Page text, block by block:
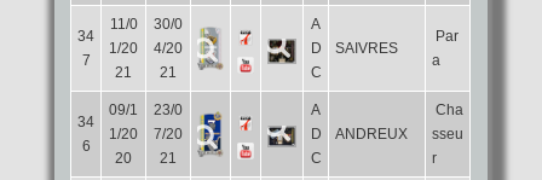
34
7
11/0
1/20
21
30/0
4/20
21
A
D
C
SAIVRES
Par
a
34
6
09/1
1/20
20
23/0
7/20
21
A
D
C
ANDREUX
Cha
sseu
r